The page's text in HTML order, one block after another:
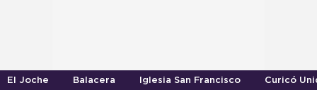
El Joche Balacera Iglesia San Francisco Curicó